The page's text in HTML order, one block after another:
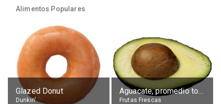
Alimentos Populares
Glazed Donut
Dunkin'
Aguacate, promedio todos variedades, crudo
Frutas Frescas